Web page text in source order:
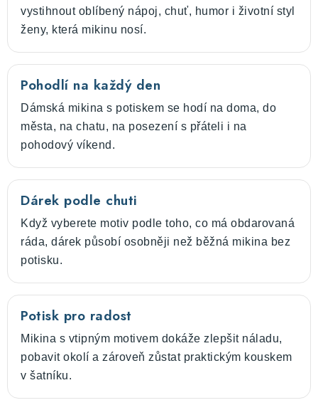
vystihnout oblíbený nápoj, chuť, humor i životní styl
ženy, která mikinu nosí.
Pohodlí na každý den
Dámská mikina s potiskem se hodí na doma, do
města, na chatu, na posezení s přáteli i na
pohodový víkend.
Dárek podle chuti
Když vyberete motiv podle toho, co má obdarovaná
ráda, dárek působí osobněji než běžná mikina bez
potisku.
Potisk pro radost
Mikina s vtipným motivem dokáže zlepšit náladu,
pobavit okolí a zároveň zůstat praktickým kouskem
v šatníku.